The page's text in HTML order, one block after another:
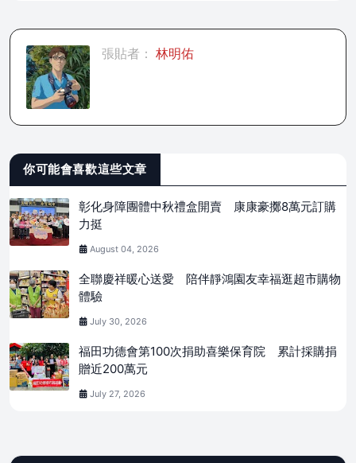
張貼者： 林明佑
你可能會喜歡這些文章
彰化身障團體中秋禮盒開賣 康康豪擲8萬元訂購
力挺
August 04, 2026
全聯慶祥暖心送愛 陪伴靜鴻園友幸福逛超市購物
體驗
July 30, 2026
福田功德會第100次捐助喜樂保育院 累計採購捐
贈近200萬元
July 27, 2026